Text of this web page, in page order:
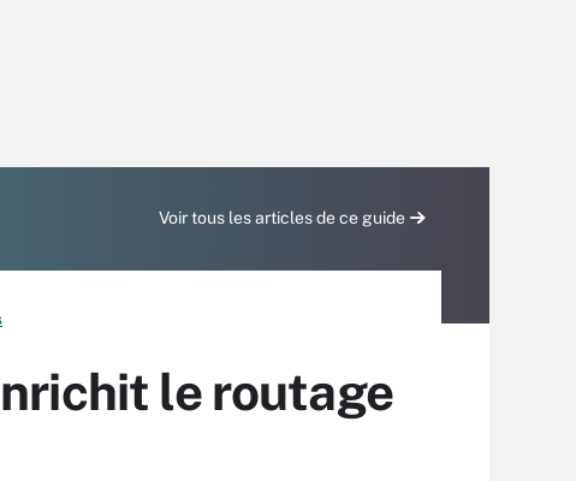
Voir tous les articles de ce guide
le routage